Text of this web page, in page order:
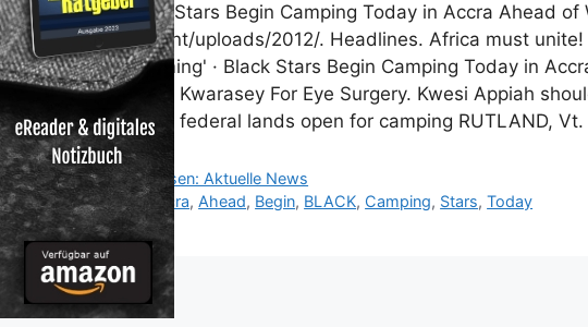
Black Stars Begin Camping Today in Accra Ahead
content/uploads/2012/. Headlines. Africa must
'Jamming' · Black Stars Begin Camping Today in
Adam Kwarasey For Eye Surgery. Kwesi Appiah
State, federal lands open for camping RUTLAND,
Kategorien
Reisen: Aktuelle News
Schlagwörter
Accra, Ahead, Begin, BLACK, Camping, Stars,Today